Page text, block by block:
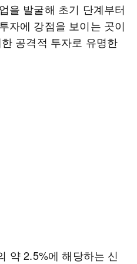
을 발굴해 초기 단계부터
자에 강점을 보이는 곳이
공격적 투자로 유명한
약 2.5%에 해당하는 신